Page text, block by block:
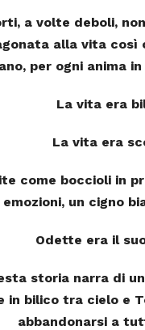
a volte deboli,
alla vita
per ogni anima
La vita era
La vita era
come boccioli in
emozioni, un cigno
Odette era il
storia narra di
in bilico tra cielo e
abbandonarsi a